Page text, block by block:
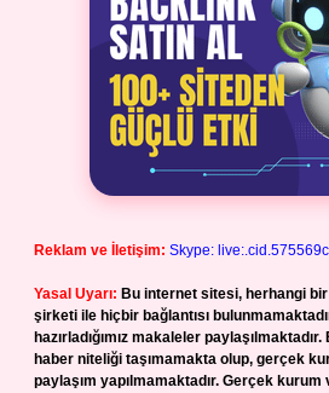
Reklam ve İletişim: Skype:
Yasal Uyarı: Bu internet sitesi, herhangi
şirketi ile hiçbir bağlantısı
hazırladığımız makaleler
haber niteliği taşımamakta olup, gerçek
paylaşım yapılmamaktadır. Gerçek